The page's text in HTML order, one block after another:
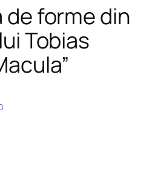
de forme din
Tobias